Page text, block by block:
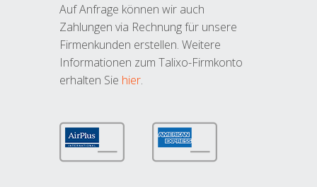
Auf Anfrage können wir auch
Zahlungen via Rechnung für unsere
Firmenkunden erstellen. Weitere
Informationen zum Talixo-Firmkonto
erhalten Sie hier.